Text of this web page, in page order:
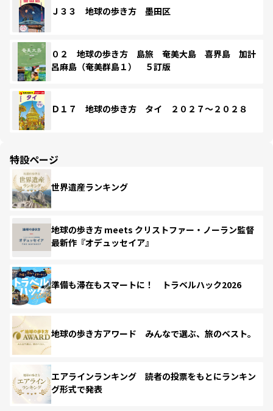
Ｊ３３ 地球の歩き方 墨田区
０２ 地球の歩き方 島旅 奄美大島 喜界島 加計
呂麻島（奄美群島１） ５訂版
Ｄ１７ 地球の歩き方 タイ ２０２７～２０２８
特設ページ
世界遺産ランキング
地球の歩き方 meets クリストファー・ノーラン監督
最新作『オデュッセイア』
準備も滞在もスマートに！ トラベルハック2026
地球の歩き方アワード みんなで選ぶ、旅のベスト。
エアラインランキング 読者の投票をもとにランキン
グ形式で発表